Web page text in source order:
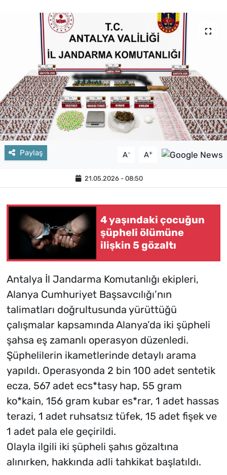
Paylaş A- A+
21.05.2026 - 08:50
4 yaşındaki çocuğun
şüpheli ölümüne
ilişkin 5 gözaltı
Antalya İl Jandarma Komutanlığı ekipleri,
Alanya Cumhuriyet Başsavcılığı’nın
talimatları doğrultusunda yürüttüğü
çalışmalar kapsamında Alanya’da iki şüpheli
şahsa eş zamanlı operasyon düzenledi.
Şüphelilerin ikametlerinde detaylı arama
yapıldı. Operasyonda 2 bin 100 adet sentetik
ecza, 567 adet ecs*tasy hap, 55 gram
ko*kain, 156 gram kubar es*rar, 1 adet hassas
terazi, 1 adet ruhsatsız tüfek, 15 adet fişek ve
1 adet pala ele geçirildi.
Olayla ilgili iki şüpheli şahıs gözaltına
alınırken, hakkında adli tahkikat başlatıldı.